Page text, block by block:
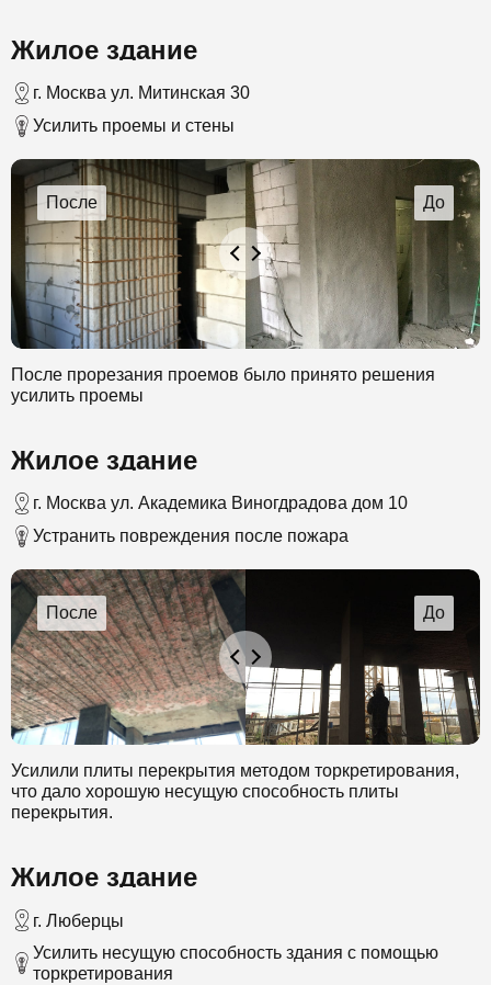
помощью которого происходит выбрызгивание смеси.
был создан слой бетона в 30 см.
Жилое здание
г. Москва ул. Митинская 30
Усилить проемы и стены
После прорезания проемов было принято решения
усилить проемы
Жилое здание
г. Москва ул. Академика Виногдрадова дом 10
Устранить повреждения после пожара
Усилили плиты перекрытия методом торкретирования,
что дало хорошую несущую способность плиты
перекрытия.
Жилое здание
г. Люберцы
Усилить несущую способность здания с помощью
торкретирования